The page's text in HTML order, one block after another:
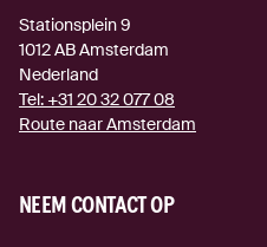
Stationsplein 9
1012 ABAmsterdam
Nederland
Tel: +31 20 32 077 08
Route naar Amsterdam
NEEM CONTACT OP